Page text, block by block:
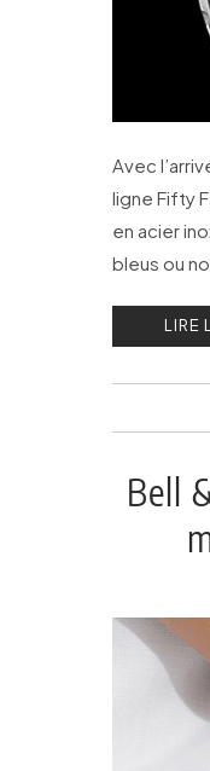
Avec
ligne Fifty
en acier
bleus ou
plongéeLIRE
Bell